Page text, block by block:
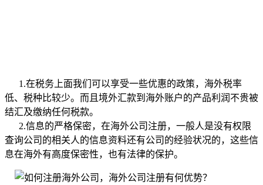
1.在税务上面我们可以享受一些优惠的政策，海外税率
低、税种比较少。而且境外汇款到海外账户的产品利润不贵被
结汇及缴纳任何税款。
2.信息的严格保密，在海外公司注册，一般人是没有权限
查询公司的相关人的信息资料还有公司的经验状况的，这些信
息在海外有高度保密性，也有法律的保护。